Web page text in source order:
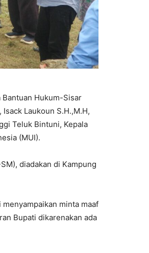
Bantuan Hukum-Sisar
Laukoun S.H.,M.H,
Teluk Bintuni, Kepala
(MUI).
diadakan di Kampung
minta maaf
Bupati dikarenakan ada